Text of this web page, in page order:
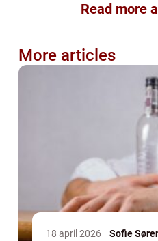
Read more
More articles
18 april 2026 Sofie